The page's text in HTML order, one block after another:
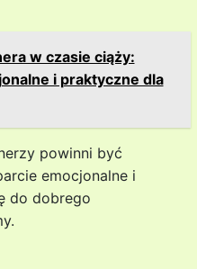
w czasie ciąży:
i praktyczne dla
powinni być
emocjonalne i
do dobrego